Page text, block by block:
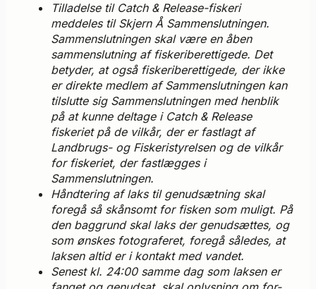
Tilladelse til Catch & Release-fiskeri
meddeles til Skjern Å Sammenslutningen.
Sammenslutningen skal være en åben
sammenslutning af fiskeriberettigede. Det
betyder, at også fiskeriberettigede, der ikke
er direkte medlem af Sammenslutningen kan
tilslutte sig Sammenslutningen med henblik
på at kunne deltage i Catch & Release
fiskeriet på de vilkår, der er fastlagt af
Landbrugs- og Fiskeristyrelsen og de vilkår
for fiskeriet, der fastlægges i
Sammenslutningen.
Håndtering af laks til genudsætning skal
foregå så skånsomt for fisken som muligt. På
den baggrund skal laks der genudsættes, og
som ønskes fotograferet, foregå således, at
laksen altid er i kontakt med vandet.
Senest kl. 24:00 samme dag som laksen er